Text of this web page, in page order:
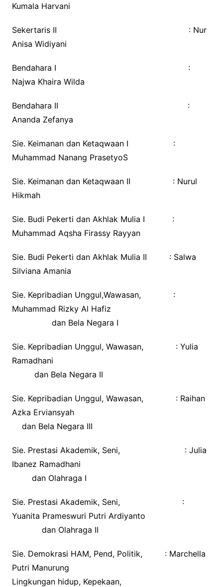
Kumala Harvani
Sekertaris II : Nur
Anisa Widiyani
Bendahara I :
Najwa Khaira Wilda
Bendahara II :
Ananda Zefanya
Sie. Keimanan dan Ketaqwaan I :
Muhammad Nanang PrasetyoS
Sie. Keimanan dan Ketaqwaan II : Nurul
Hikmah
Sie. Budi Pekerti dan Akhlak Mulia I :
Muhammad Aqsha Firassy Rayyan
Sie. Budi Pekerti dan Akhlak Mulia II : Salwa
Silviana Amania
Sie. Kepribadian Unggul,Wawasan, :
Muhammad Rizky Al Hafiz
dan Bela Negara I
Sie. Kepribadian Unggul, Wawasan, : Yulia
Ramadhani
dan Bela Negara II
Sie. Kepribadian Unggul, Wawasan, : Raihan
Azka Erviansyah
dan Bela Negara III
Sie. Prestasi Akademik, Seni, : Julia
Ibanez Ramadhani
dan Olahraga I
Sie. Prestasi Akademik, Seni, :
Yuanita Prameswuri Putri Ardiyanto
dan Olahraga II
Sie. Demokrasi HAM, Pend, Politik, : Marchella
Putri Manurung
Lingkungan hidup, Kepekaan,